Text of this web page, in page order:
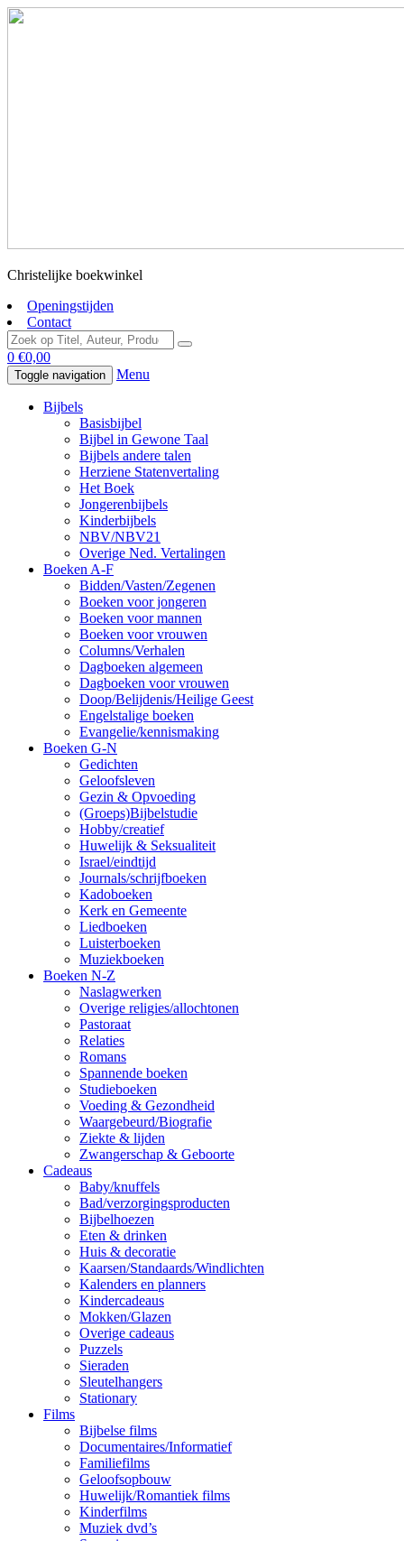
Christelijke boekwinkel
Openingstijden
Contact
0 €0,00
Toggle navigation Menu
Bijbels
Basisbijbel
Bijbel in Gewone Taal
Bijbels andere talen
Herziene Statenvertaling
Het Boek
Jongerenbijbels
Kinderbijbels
NBV/NBV21
Overige Ned. Vertalingen
Boeken A-F
Bidden/Vasten/Zegenen
Boeken voor jongeren
Boeken voor mannen
Boeken voor vrouwen
Columns/Verhalen
Dagboeken algemeen
Dagboeken voor vrouwen
Doop/Belijdenis/Heilige Geest
Engelstalige boeken
Evangelie/kennismaking
Boeken G-N
Gedichten
Geloofsleven
Gezin & Opvoeding
(Groeps)Bijbelstudie
Hobby/creatief
Huwelijk & Seksualiteit
Israel/eindtijd
Journals/schrijfboeken
Kadoboeken
Kerk en Gemeente
Liedboeken
Luisterboeken
Muziekboeken
Boeken N-Z
Naslagwerken
Overige religies/allochtonen
Pastoraat
Relaties
Romans
Spannende boeken
Studieboeken
Voeding & Gezondheid
Waargebeurd/Biografie
Ziekte & lijden
Zwangerschap & Geboorte
Cadeaus
Baby/knuffels
Bad/verzorgingsproducten
Bijbelhoezen
Eten & drinken
Huis & decoratie
Kaarsen/Standaards/Windlichten
Kalenders en planners
Kindercadeaus
Mokken/Glazen
Overige cadeaus
Puzzels
Sieraden
Sleutelhangers
Stationary
Films
Bijbelse films
Documentaires/Informatief
Familiefilms
Geloofsopbouw
Huwelijk/Romantiek films
Kinderfilms
Muziek dvd’s